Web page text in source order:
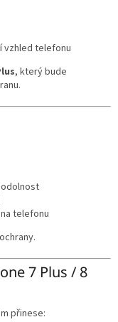
vzhled telefonu
, který bude
telefonu
7 Plus / 8
přinese: